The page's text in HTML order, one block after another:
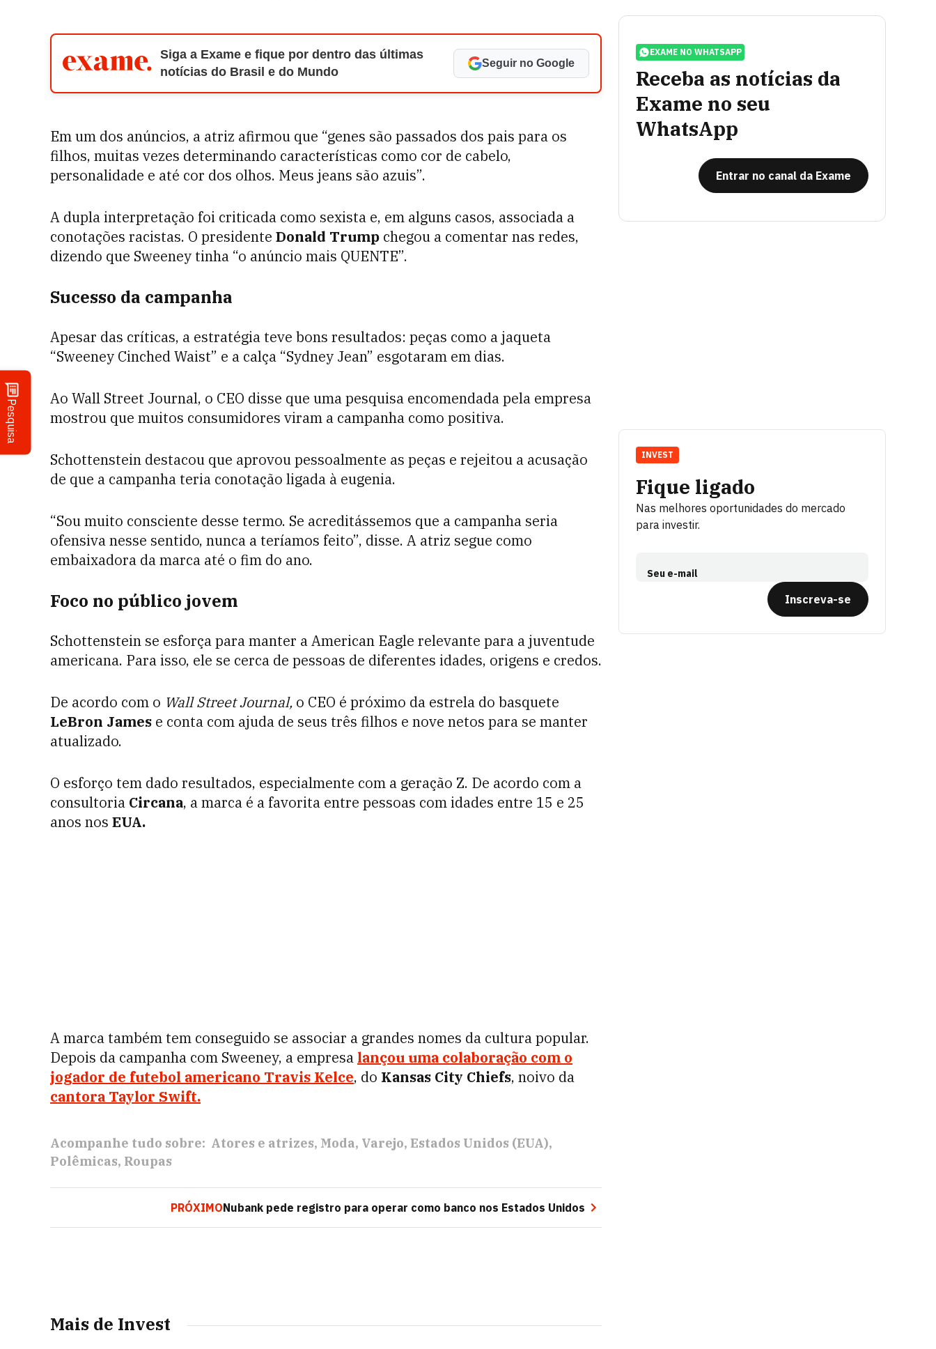
Pesquisa
Siga a Exame e fique por dentro das últimas
notícias do Brasil e do Mundo
Seguir no Google
Em um dos anúncios, a atriz afirmou que “genes são passados dos pais para os
filhos, muitas vezes determinando características como cor de cabelo,
personalidade e até cor dos olhos. Meus jeans são azuis”.
A dupla interpretação foi criticada como sexista e, em alguns casos, associada a
conotações racistas. O presidente Donald Trump chegou a comentar nas redes,
dizendo que Sweeney tinha “o anúncio mais QUENTE”.
Sucesso da campanha
Apesar das críticas, a estratégia teve bons resultados: peças como a jaqueta
“Sweeney Cinched Waist” e a calça “Sydney Jean” esgotaram em dias.
Ao Wall Street Journal, o CEO disse que uma pesquisa encomendada pela empresa
mostrou que muitos consumidores viram a campanha como positiva.
Schottenstein destacou que aprovou pessoalmente as peças e rejeitou a acusação
de que a campanha teria conotação ligada à eugenia.
“Sou muito consciente desse termo. Se acreditássemos que a campanha seria
ofensiva nesse sentido, nunca a teríamos feito”, disse. A atriz segue como
embaixadora da marca até o fim do ano.
Foco no público jovem
Schottenstein se esforça para manter a American Eagle relevante para a juventude
americana. Para isso, ele se cerca de pessoas de diferentes idades, origens e credos.
De acordo com o Wall Street Journal, o CEO é próximo da estrela do basquete
LeBron James e conta com ajuda de seus três filhos e nove netos para se manter
atualizado.
O esforço tem dado resultados, especialmente com a geração Z. De acordo com a
consultoria Circana, a marca é a favorita entre pessoas com idades entre 15 e 25
anos nos EUA.
A marca também tem conseguido se associar a grandes nomes da cultura popular.
Depois da campanha com Sweeney, a empresa lançou uma colaboração com o
jogador de futebol americano Travis Kelce, do Kansas City Chiefs, noivo da
cantora Taylor Swift.
Acompanhe tudo sobre: Atores e atrizes Moda Varejo Estados Unidos (EUA)
Polêmicas Roupas
PRÓXIMONubank pede registro para operar como banco nos Estados Unidos
Mais de Invest
EXAME NO WHATSAPP
Receba as notícias da
Exame no seu
WhatsApp
Entrar no canal da Exame
Fique ligado
Nas melhores oportunidades do mercado
para investir.
Seu e-mail
Inscreva-se
INVEST